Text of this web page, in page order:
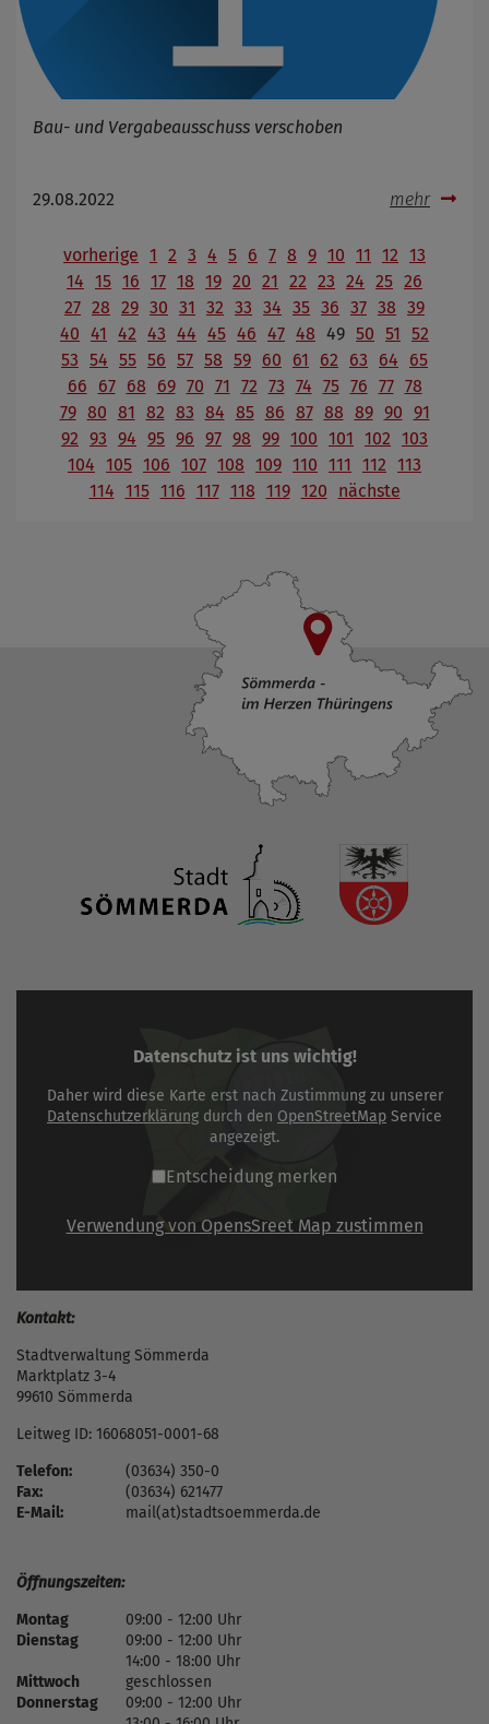
Bau- und Vergabeausschuss verschoben
29.08.2022 mehr
vorherige 1 2 3 4 5 6 7 8 9 10 11 12 13
14 15 16 17 18 19 20 21 22 23 24 25 26
27 28 29 30 31 32 33 34 35 36 37 38 39
40 41 42 43 44 45 46 47 48 49 50 51
52
53 54 55 56 57 58 59 60 61 62 63 64
65
66
67 68 69 70 71 72 73 74 75 76 77 78
79 80 81 82 83 84 85 86 87 88 89 90 91
92 93 94 95 96 97 98 99 100 101 102 103
104 105 106 107 108 109 110 111 112 113
114 115 116 117 118 119 120 nächste
Datenschutz ist uns wichtig!
Daher wird diese Karte erst nach Zustimmung zu unserer
Datenschutzerklärung durch den OpenStreetMap Service
angezeigt.
Entscheidung merken
Verwendung von OpensSreet Map zustimmen
Kontakt:
Stadtverwaltung Sömmerda
Marktplatz 3-4
99610 Sömmerda
Leitweg ID: 16068051-0001-68
Telefon:
(03634) 350-0
Fax:
(03634) 621477
E-Mail:
mail(at)stadtsoemmerda.de
Öffnungszeiten:
Montag
09:00 - 12:00 Uhr
Dienstag
09:00 - 12:00 Uhr
14:00 - 18:00 Uhr
Mittwoch
geschlossen
Donnerstag
09:00 - 12:00 Uhr